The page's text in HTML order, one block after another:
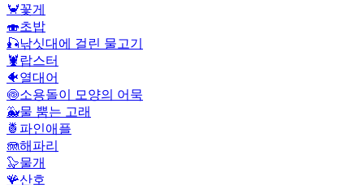
🦀꽃게
🍣초밥
🎣낚싯대에 걸린 물고기
🦞랍스터
🐠열대어
🍥소용돌이 모양의 어묵
🐳물 뿜는 고래
🍍 파인애플
🪼해파리
🦭물개
🪸산호